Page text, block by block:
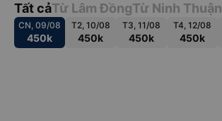
Tất cảTừ Lâm ĐồngTừ Ninh Thuận
CN, 09/08
450k
T2, 10/08
450k
T3, 11/08
450k
T4, 12/08
450k